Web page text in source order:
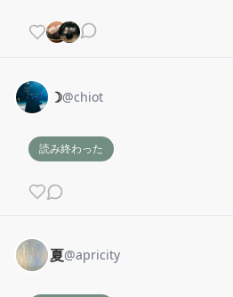
☽@chiot
読み終わった
夏@apricity